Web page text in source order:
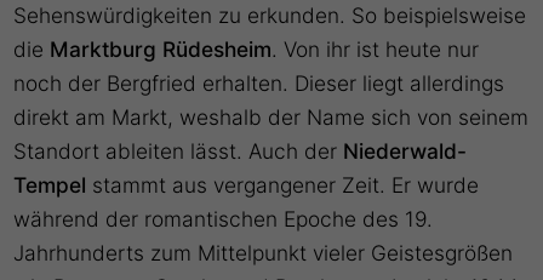
Sehenswürdigkeiten zu erkunden. So beispielsweise
die Marktburg Rüdesheim. Von ihr ist heute nur
noch der Bergfried erhalten. Dieser liegt allerdings
direkt am Markt, weshalb der Name sich von seinem
Standort ableiten lässt. Auch der Niederwald-
Tempel stammt aus vergangener Zeit. Er wurde
während der romantischen Epoche des 19.
Jahrhunderts zum Mittelpunkt vieler Geistesgrößen